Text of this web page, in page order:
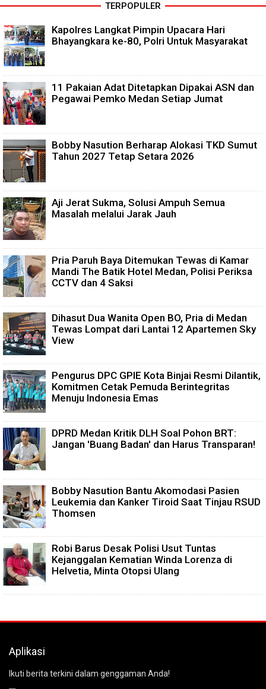
TERPOPULER
Kapolres Langkat Pimpin Upacara Hari
Bhayangkara ke-80, Polri Untuk Masyarakat
11 Pakaian Adat Ditetapkan Dipakai ASN dan
Pegawai Pemko Medan Setiap Jumat
Bobby Nasution Berharap Alokasi TKD Sumut
Tahun 2027 Tetap Setara 2026
Aji Jerat Sukma, Solusi Ampuh Semua
Masalah melalui Jarak Jauh
Pria Paruh Baya Ditemukan Tewas di Kamar
Mandi The Batik Hotel Medan, Polisi Periksa
CCTV dan 4 Saksi
Dihasut Dua Wanita Open BO, Pria di Medan
Tewas Lompat dari Lantai 12 Apartemen Sky
View
Pengurus DPC GPIE Kota Binjai Resmi Dilantik,
Komitmen Cetak Pemuda Berintegritas
Menuju Indonesia Emas
DPRD Medan Kritik DLH Soal Pohon BRT:
Jangan 'Buang Badan' dan Harus Transparan!
Bobby Nasution Bantu Akomodasi Pasien
Leukemia dan Kanker Tiroid Saat Tinjau RSUD
Thomsen
Robi Barus Desak Polisi Usut Tuntas
Kejanggalan Kematian Winda Lorenza di
Helvetia, Minta Otopsi Ulang
Aplikasi
Ikuti berita terkini dalam genggaman Anda!